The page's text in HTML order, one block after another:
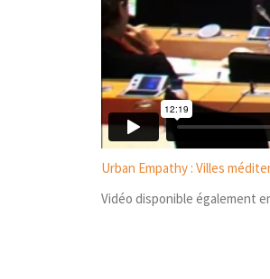
Urban Empathy : Villes
Vidéo disponible également